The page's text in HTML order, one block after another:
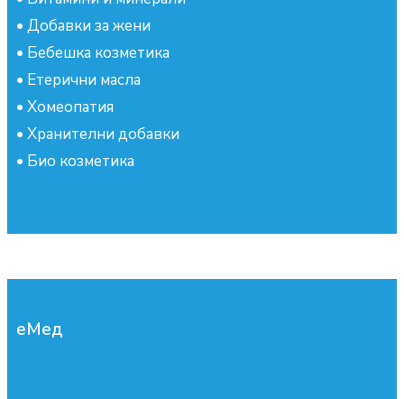
• Добавки за жени
• Бебешка козметика
• Етерични масла
• Хомеопатия
• Хранителни добавки
• Био козметика
еМед